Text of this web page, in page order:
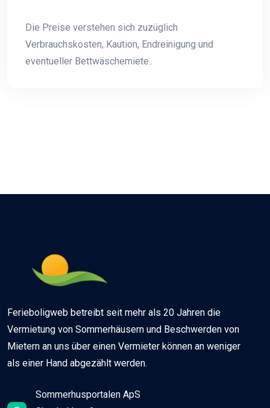
Die Preise verstehen sich zuzüglich
Verbrauchskosten, Kaution, Endreinigung und
eventueller Bettwäschemiete..
Ferieboligweb betreibt seit mehr als 20 Jahren die
Vermietung von Sommerhäusern und Beschwerden von
Mietern an uns über einen Vermieter können an weniger
als einer Hand abgezählt werden.
Sommerhusportalen ApS